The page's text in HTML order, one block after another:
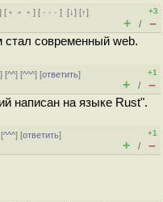
] [ ﹢﹢﹢] [ · · ·][↓] [↑]
+3
+ / –
современный web.
] [^^] [^^^] [ответить]
+1
+ / –
написан на языке Rust".
^^^] [ответить]
+1
+ / –